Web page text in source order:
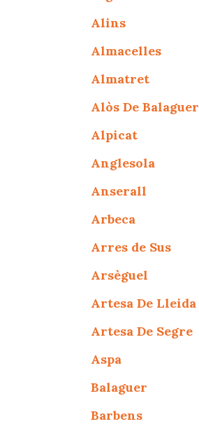
Alins
Almacelles
Almatret
Alòs De Balaguer
Alpicat
Anglesola
Anserall
Arbeca
Arres de Sus
Arsèguel
Artesa De Lleida
Artesa De Segre
Aspa
Balaguer
Barbens